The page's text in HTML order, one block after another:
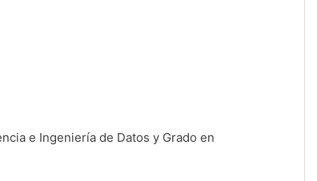
e Ingeniería de Datos y Grado en